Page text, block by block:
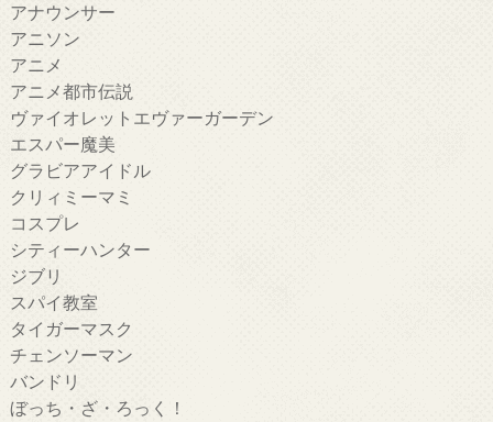
アナウンサー
アニソン
アニメ
アニメ都市伝説
ヴァイオレットエヴァーガーデン
エスパー魔美
グラビアアイドル
クリィミーマミ
コスプレ
シティーハンター
ジブリ
スパイ教室
タイガーマスク
チェンソーマン
バンドリ
ぼっち・ざ・ろっく！